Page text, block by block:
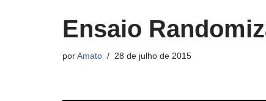
Ensaio
porAmato 28 de julho de 2015